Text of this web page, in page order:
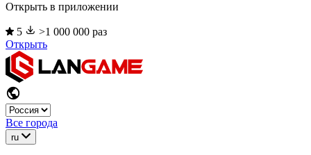
Открыть в приложении
5
>1 000 000 раз
Открыть
Все города
ru